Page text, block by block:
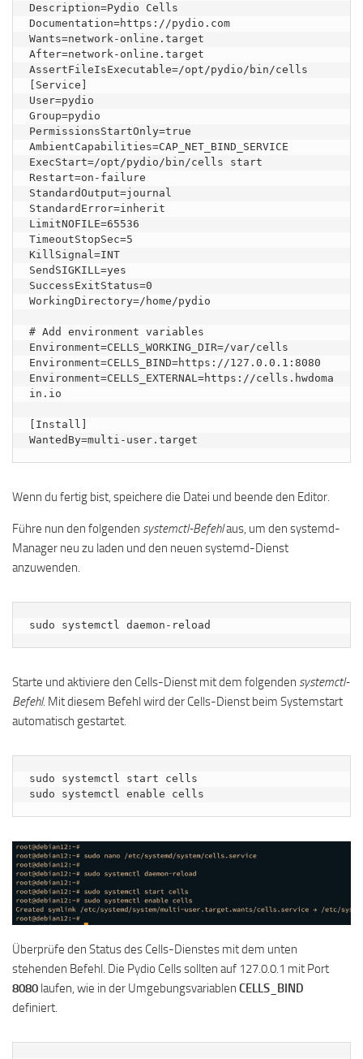
Description=Pydio Cells
Documentation=https://pydio.com
Wants=network-online.target
After=network-online.target
AssertFileIsExecutable=/opt/pydio/bin/cells
[Service]
User=pydio
Group=pydio
PermissionsStartOnly=true
AmbientCapabilities=CAP_NET_BIND_SERVICE
ExecStart=/opt/pydio/bin/cells start
Restart=on-failure
StandardOutput=journal
StandardError=inherit
LimitNOFILE=65536
TimeoutStopSec=5
KillSignal=INT
SendSIGKILL=yes
SuccessExitStatus=0
WorkingDirectory=/home/pydio
# Add environment variables
Environment=CELLS_WORKING_DIR=/var/cells
Environment=CELLS_BIND=https://127.0.0.1:8080
Environment=CELLS_EXTERNAL=https://cells.hwdoma
in.io
[Install]
WantedBy=multi-user.target
Wenn du fertig bist, speichere die Datei und beende den Editor.
Führe nun den folgenden systemctl-Befehlaus, um den systemd-
Manager neu zu laden und den neuen systemd-Dienst
anzuwenden.
sudo systemctl daemon-reload
Starte und aktiviere den Cells-Dienst mit dem folgenden systemctl-
Befehl. Mit diesem Befehl wird der Cells-Dienst beim Systemstart
automatisch gestartet.
sudo systemctl start cells
sudo systemctl enable cells
Überprüfe den Status des Cells-Dienstes mit dem unten
stehenden Befehl. Die Pydio Cells sollten auf 127.0.0.1 mit Port
8080 laufen, wie in der Umgebungsvariablen CELLS_BIND
definiert.